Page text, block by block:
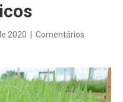
2020
Comentários